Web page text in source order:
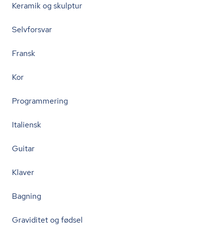
Keramik og skulptur
Selvforsvar
Fransk
Kor
Programmering
Italiensk
Guitar
Klaver
Bagning
Graviditet og fødsel